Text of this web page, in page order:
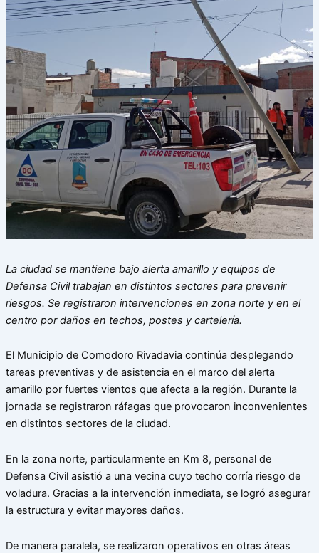
La ciudad se mantiene bajo alerta amarillo y equipos de
Defensa Civil trabajan en distintos sectores para prevenir
riesgos. Se registraron intervenciones en zona norte y en el
centro por daños en techos, postes y cartelería.
El Municipio de Comodoro Rivadavia continúa desplegando
tareas preventivas y de asistencia en el marco del alerta
amarillo por fuertes vientos que afecta a la región. Durante la
jornada se registraron ráfagas que provocaron inconvenientes
en distintos sectores de la ciudad.
En la zona norte, particularmente en Km 8, personal de
Defensa Civil asistió a una vecina cuyo techo corría riesgo de
voladura. Gracias a la intervención inmediata, se logró asegurar
la estructura y evitar mayores daños.
De manera paralela, se realizaron operativos en otras áreas